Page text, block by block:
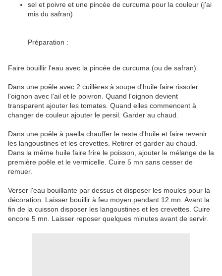
sel et poivre et une pincée de curcuma pour la couleur (j'ai
mis du safran)
Préparation :
Faire bouillir l'eau avec la pincée de curcuma (ou de safran).
Dans une poêle avec 2 cuillères à soupe d'huile faire rissoler
l'oignon avec l'ail et le poivron. Quand l'oignon devient
transparent ajouter les tomates. Quand elles commencent à
changer de couleur ajouter le persil. Garder au chaud.
Dans une poêle à paella chauffer le reste d'huile et faire revenir
les langoustines et les crevettes. Retirer et garder au chaud.
Dans la même huile faire frire le poisson, ajouter le mélange de la
première poêle et le vermicelle. Cuire 5 mn sans cesser de
remuer.
Verser l'eau bouillante par dessus et disposer les moules pour la
décoration. Laisser bouillir à feu moyen pendant 12 mn. Avant la
fin de la cuisson disposer les langoustines et les crevettes. Cuire
encore 5 mn. Laisser reposer quelques minutes avant de servir.